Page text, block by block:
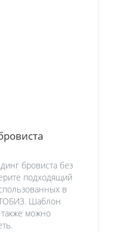
бровиста без
подходящий
в
ТОБИЗ. Шаблон
можно